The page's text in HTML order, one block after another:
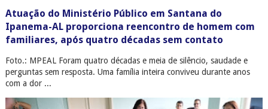
Atuação do Ministério Público em Santana do
Ipanema-AL proporciona reencontro de homem com
familiares, após quatro décadas sem contato
Foto.: MPEAL Foram quatro décadas e meia de silêncio, saudade e
perguntas sem resposta. Uma família inteira conviveu durante anos
com a dor ...